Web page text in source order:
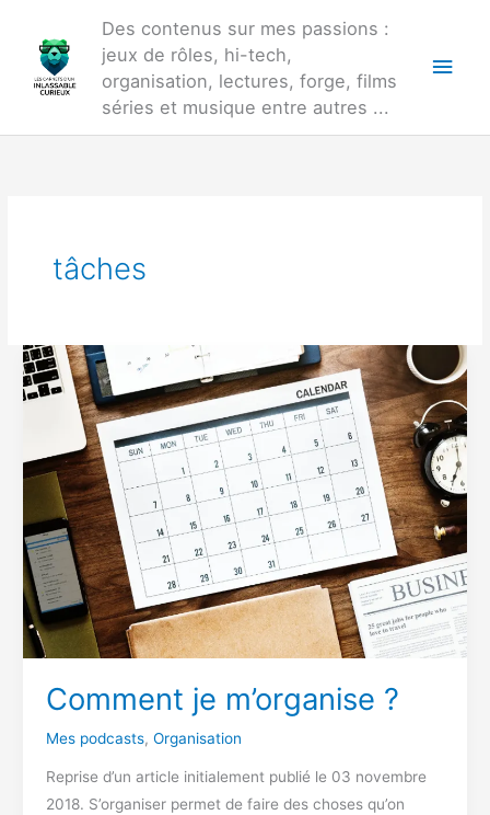
contenu
Des contenus sur mes passions :
jeux de rôles, hi-tech,
organisation, lectures, forge, films
séries et musique entre autres ...
tâches
Comment je m’organise ?
Mes podcasts, Organisation
Reprise d’un article initialement publié le 03 novembre
2018. S’organiser permet de faire des choses qu’on